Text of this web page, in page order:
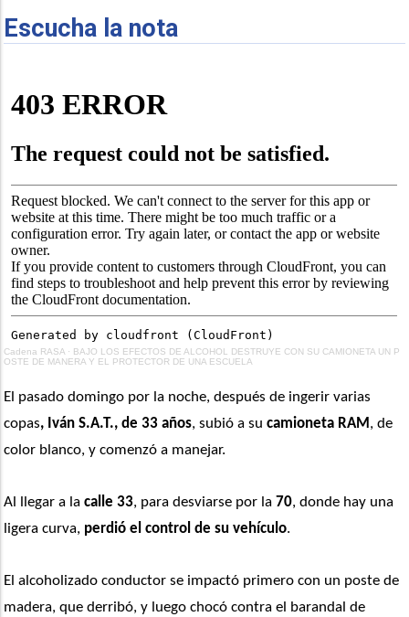
Escucha la nota
Cadena RASA · BAJO LOS EFECTOS DE ALCOHOL DESTRUYE CON SU CAMIONETA UN P
OSTE DE MANERA Y EL PROTECTOR DE UNA ESCUELA
El pasado domingo por la noche, después de ingerir varias
copas, Iván S.A.T., de 33 años, subió a su camioneta RAM, de
color blanco, y comenzó a manejar.
Al llegar a la calle 33, para desviarse por la 70, donde hay una
ligera curva, perdió el control de su vehículo.
El alcoholizado conductor se impactó primero con un poste de
madera, que derribó, y luego chocó contra el barandal de